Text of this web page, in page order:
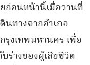
ก่อนหน้านี้เมื่อวานที่
นทางจากอำเภอ
รุงเทพมหานคร เพื่อ
ร่างของผู้เสียชีวิต